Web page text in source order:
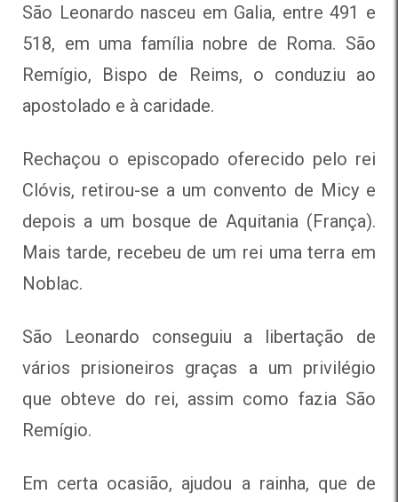
São Leonardo nasceu em Galia, entre 491 e
518, em uma família nobre de Roma. São
Remígio, Bispo de Reims, o conduziu ao
apostolado e à caridade.
Rechaçou o episcopado oferecido pelo rei
Clóvis, retirou-se a um convento de Micy e
depois a um bosque de Aquitania (França).
Mais tarde, recebeu de um rei uma terra em
Noblac.
São Leonardo conseguiu a libertação de
vários prisioneiros graças a um privilégio
que obteve do rei, assim como fazia São
Remígio.
Em certa ocasião, ajudou a rainha, que de